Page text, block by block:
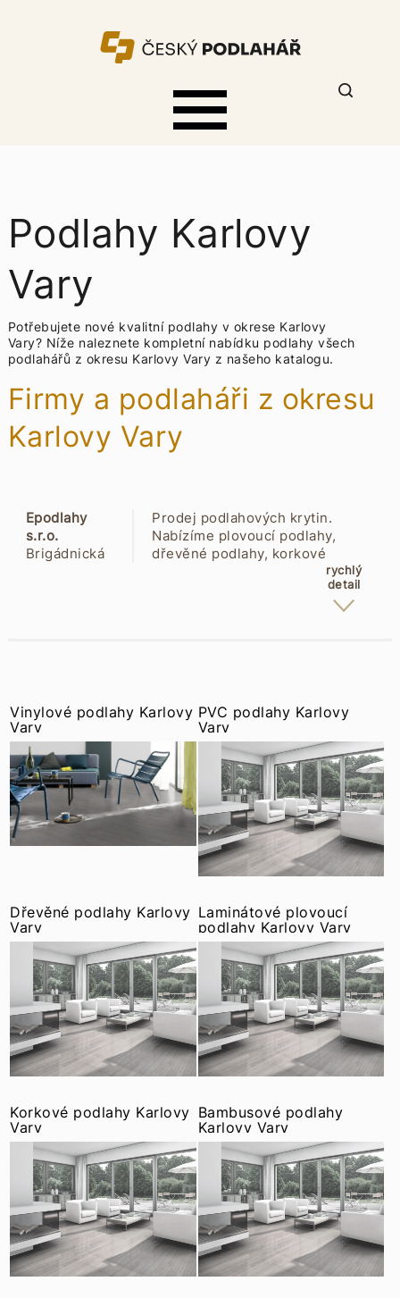
Podlahy Karlovy
Vary
Potřebujete nové kvalitní podlahy v okrese Karlovy
Vary? Níže naleznete kompletní nabídku podlahy všech
podlahářů z okresu Karlovy Vary z našeho katalogu.
Firmy a podlaháři z okresu
Karlovy Vary
Epodlahy
s.r.o.
Brigádnická
Prodej podlahových krytin.
Nabízíme plovoucí podlahy,
dřevěné podlahy, korkové
podlahy, vinylové podlahy,
marmoleum, koberce, laky, profily,
rychlý
detail
Vinylové podlahy Karlovy
Vary
PVC podlahy Karlovy
Vary
Dřevěné podlahy Karlovy
Vary
Laminátové plovoucí
podlahy Karlovy Vary
Korkové podlahy Karlovy
Vary
Bambusové podlahy
Karlovy Vary